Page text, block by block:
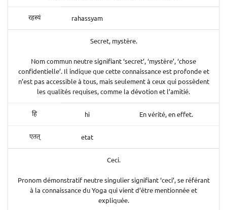
रहस्यं rahassyam
Secret, mystère.
Nom commun neutre signifiant ‘secret’, ‘mystère’, ‘chose
confidentielle’. Il indique que cette connaissance est profonde et
n’est pas accessible à tous, mais seulement à ceux qui possèdent
les qualités requises, comme la dévotion et l’amitié.
हि hi En vérité, en effet.
एतत् etat
Ceci.
Pronom démonstratif neutre singulier signifiant ‘ceci’, se référant
à la connaissance du Yoga qui vient d’être mentionnée et
expliquée.